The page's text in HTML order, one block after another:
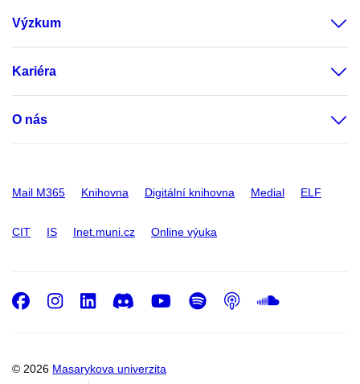
Výzkum
Kariéra
O nás
Mail M365 Knihovna Digitální knihovna Medial ELF
CIT IS Inet.muni.cz Online výuka
© 2026 Masarykova univerzita
Facebook
Instagram
LinkedIn
DiscordYoutube
Spotify
Podcast